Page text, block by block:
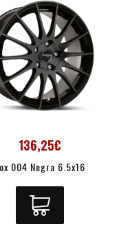
136,25€
004 Negra 6.5x16